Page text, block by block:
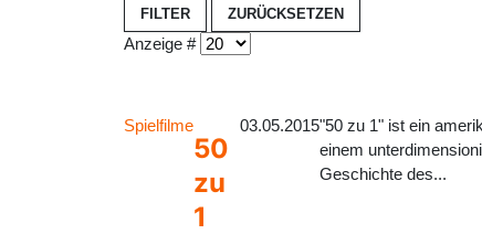
FILTER ZURÜCKSETZEN
Anzeige #
Spielfilme
50
zu
1
03.05.2015"50 zu 1" ist ein
einem
Geschichte des...